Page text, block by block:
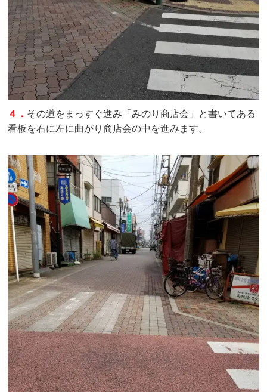
４． その道をまっすぐ進み「みのり商店会」と書いてある
看板を右に左に曲がり商店会の中を進みます。